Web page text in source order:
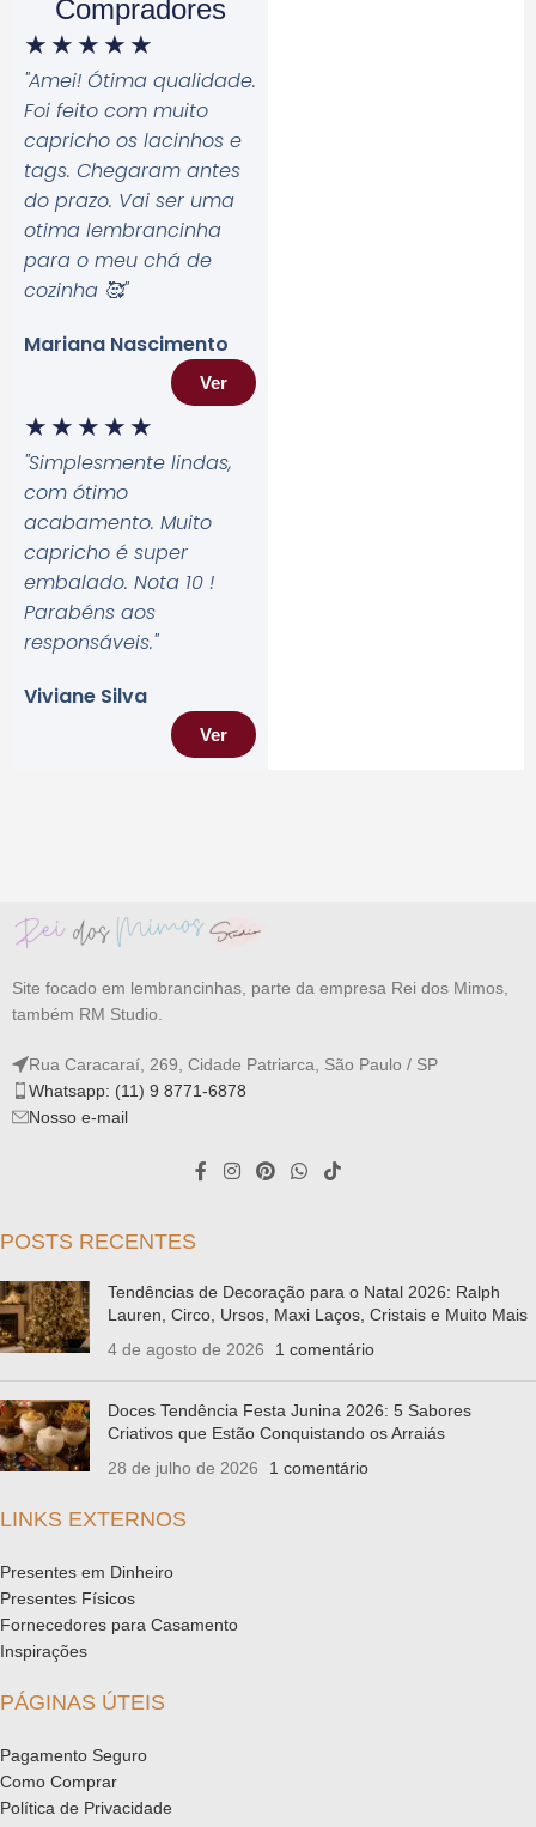
Compradores
★ ★ ★ ★ ★
"Amei! Ótima qualidade.
Foi feito com muito
capricho os lacinhos e
tags. Chegaram antes
do prazo. Vai ser uma
otima lembrancinha
para o meu chá de
cozinha 🥰"
Mariana Nascimento
Ver
★ ★ ★ ★ ★
"Simplesmente lindas,
com ótimo
acabamento. Muito
capricho é super
embalado. Nota 10 !
Parabéns aos
responsáveis."
Viviane Silva
Ver
Site focado em lembrancinhas, parte da empresa Rei dos Mimos,
também RM Studio.
Rua Caracaraí, 269, Cidade Patriarca, São Paulo / SP
Whatsapp: (11) 9 8771-6878
Nosso e-mail
POSTS RECENTES
Tendências de Decoração para o Natal 2026: Ralph
Lauren, Circo, Ursos, Maxi Laços, Cristais e Muito Mais
4 de agosto de 2026
1 comentário
Doces Tendência Festa Junina 2026: 5 Sabores
Criativos que Estão Conquistando os Arraiás
28 de julho de 2026
1 comentário
LINKS EXTERNOS
Presentes em Dinheiro
Presentes Físicos
Fornecedores para Casamento
Inspirações
PÁGINAS ÚTEIS
Pagamento Seguro
Como Comprar
Política de Privacidade